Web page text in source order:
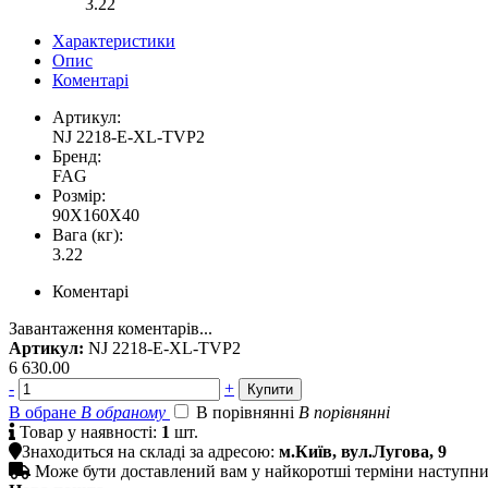
3.22
Характеристики
Опис
Коментарі
Артикул:
NJ 2218-E-XL-TVP2
Бренд:
FAG
Розмір:
90X160X40
Вага (кг):
3.22
Коментарі
Завантаження коментарів...
Артикул: NJ 2218-E-XL-TVP2
6 630.00
-
+
В обране В обраному В порівнянні В порівнянні
 Товар у наявності: 1 шт.
Знаходиться на складі за адресою: м.Київ, вул.Лугова, 9
 Може бути доставлений вам у найкоротші терміни